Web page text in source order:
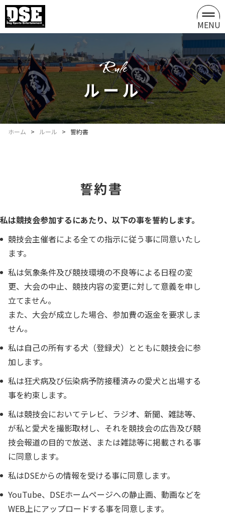
MENU
ルール
rule
ホーム > ルール > 誓約書
誓約書
私は競技会参加するにあたり、以下の事を誓約します。
競技会主催者による全ての指示に従う事に同意いたし
ます。
私は気象条件及び競技環境の不良等による日程の変
更、大会の中止、競技内容の変更に対して意義を申し
立てません。
また、大会が成立した場合、参加費の返金を要求しま
せん。
私は自己の所有する犬（登録犬）とともに競技会に参
加します。
私は狂犬病及び伝染病予防接種済みの愛犬と出場する
事を約束します。
私は競技会においてテレビ、ラジオ、新聞、雑誌等、
が私と愛犬を撮影取材し、それを競技会の広告及び競
技会報道の目的で放送、または雑誌等に掲載される事
に同意します。
私はDSEからの情報を受ける事に同意します。
YouTube、DSEホームページへの静止画、動画などを
WEB上にアップロードする事を同意します。